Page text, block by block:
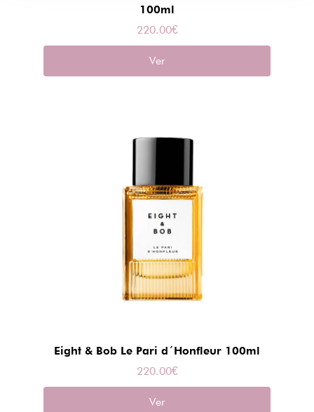
100ml
220.00€
Ver
Eight & Bob Le Pari d´Honfleur 100ml
220.00€
Ver